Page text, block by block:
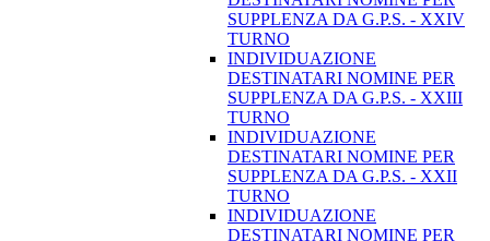
SUPPLENZA DA G.P.S. - XXIV
TURNO
INDIVIDUAZIONE
DESTINATARI NOMINE PER
SUPPLENZA DA G.P.S. - XXIII
TURNO
INDIVIDUAZIONE
DESTINATARI NOMINE PER
SUPPLENZA DA G.P.S. - XXII
TURNO
INDIVIDUAZIONE
DESTINATARI NOMINE PER